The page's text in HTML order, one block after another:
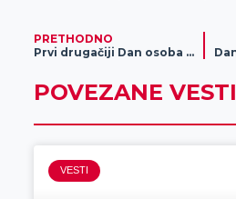
PRETHODNO
Prvi drugačiji Dan osoba sa Daunovim sindromom: Godinu dana nakon donacije Meridian fondacije – Uroš uživa na svom radnom mestu (VIDEO)
POVEZANE VESTI
VESTI